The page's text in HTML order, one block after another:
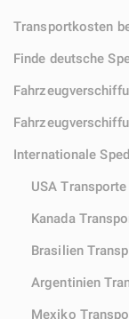
Transportkosten
Finde deutsche
Internationale
USA Transporte
Kanada
Brasilien
Argentinien
Mexiko